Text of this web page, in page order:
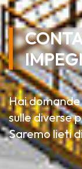
Hai domande
sulle diverse
Saremo lieti